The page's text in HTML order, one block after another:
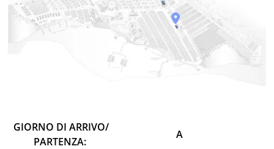
GIORNO DI ARRIVO/
PARTENZA:
A